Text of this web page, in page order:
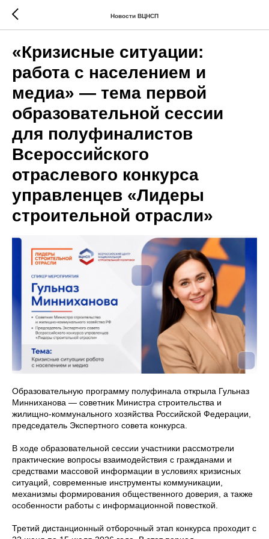
Новости ВЦНСП
«Кризисные ситуации:
работа с населением и
медиа» — тема первой
образовательной сессии
для полуфиналистов
Всероссийского
отраслевого конкурса
управленцев «Лидеры
строительной отрасли»
Образовательную программу полуфинала открыла Гульназ
Минниханова — советник Министра строительства и
жилищно-коммунального хозяйства Российской Федерации,
председатель Экспертного совета конкурса.
В ходе образовательной сессии участники рассмотрели
практические вопросы взаимодействия с гражданами и
средствами массовой информации в условиях кризисных
ситуаций, современные инструменты коммуникации,
механизмы формирования общественного доверия, а также
особенности работы с информационной повесткой.
Третий дистанционный отборочный этап конкурса проходит с